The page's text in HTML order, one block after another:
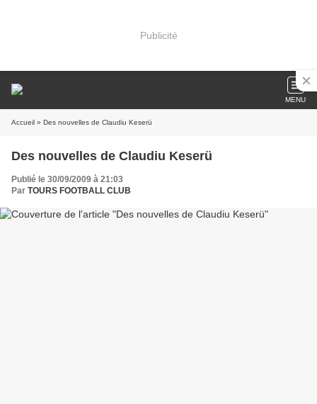
Publicité
MENU
Accueil » Des nouvelles de Claudiu Keserü
Des nouvelles de Claudiu Keserü
Publié le 30/09/2009 à 21:03
Par TOURS FOOTBALL CLUB